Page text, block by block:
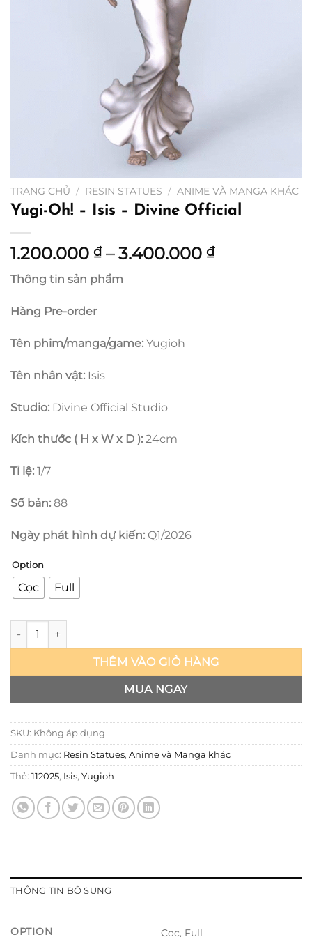
TRANG CHỦ / RESIN STATUES / ANIME VÀ MANGA KHÁC
Yugi-Oh! – Isis – Divine Official
1.200.000 ₫ – 3.400.000 ₫Khoảng
Thông tin sản phẩm
Hàng Pre-order
Tên phim/manga/game: Yugioh
Tên nhân vật: Isis
Studio: Divine Official Studio
Kích thước ( H x W x D ): 24cm
Tỉ lệ: 1/7
Số bản: 88
Ngày phát hình dự kiến: Q1/2026
Option
Cọc Full
Yugi-Oh! - Isis - Divine Official số lượng
THÊM VÀO GIỎ HÀNG
MUA NGAY
SKU: Không áp dụng
Danh mục: Resin Statues, Anime và Manga khác
Thẻ: 112025, Isis, Yugioh
THÔNG TIN BỔ SUNG
OPTION Cọc, Full